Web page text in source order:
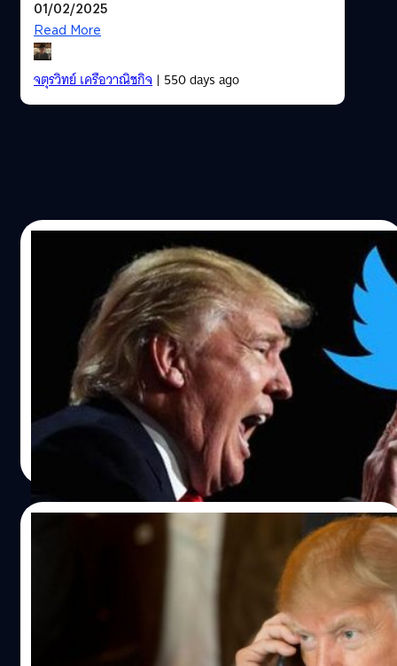
01/02/2025
Read More
จตุรวิทย์ เครือวาณิชกิจ| 550 days ago
สื่อนอกเผย iPhone ของ โดนัลด์ ทรัมป์ มีเพียง
แค่ Twitter แอปฯ เดียว
เป็นที่ทราบกันว่าตามปกติแล้ว โดนัลด์ ทรัมป์ ประธานาธิบดี
สหรัฐคนปัจจุบันมักจะใช้บัญชีทวิตเตอร์ส่วนตัวของเขาสื่อสาร
ความคิดเห็นต่างๆ โดยตรงไปถึงประชาชนและผู้สนับสนุน ซึ่ง
เป็นช่องทางเดียวบนโลกโซเชียลออนไลน์ที่ทรัมป์ใช้งานด้วย
เมื่อทาง Axios รายงานว่า นอกจากแอปพลิเคชันพื้นฐานบนไอ
โฟนแล้ว ทวิตเตอร์ เป็นแอปฯ Third-Party เพียงแอปฯ เดียวที่
ณัฐพันธ์ ส่งวิรุฬห์ | 3358 days ago
31/03/2017
โฆษกทำเนียบขาวเผย โดนัลด์ ทรัมป์ ยอม
แม้ว่าก่อนหน้านี้เราจะได้เห็นรายงานข่าวที่ระบุว่า Donald
Trump ประธานาธิบดีสหรัฐฯ จะยังใช้งานสมาร์ทโฟน Android